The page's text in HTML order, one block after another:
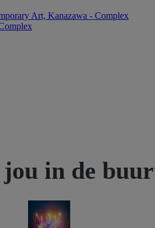
Art, Kanazawa - Complex
in de